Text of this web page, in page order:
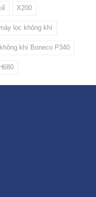
X200
lọc không khí
khí Boneco P340
H680